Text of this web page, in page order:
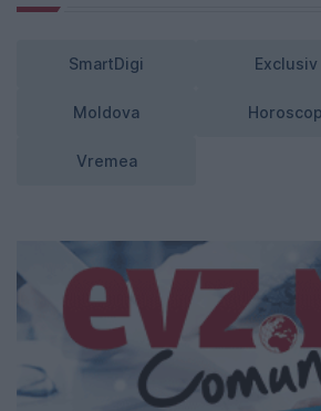
SmartDigi Exclusiv
Moldova Horoscop
Vremea